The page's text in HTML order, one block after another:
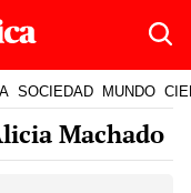
SOCIEDAD MUNDO
Machado